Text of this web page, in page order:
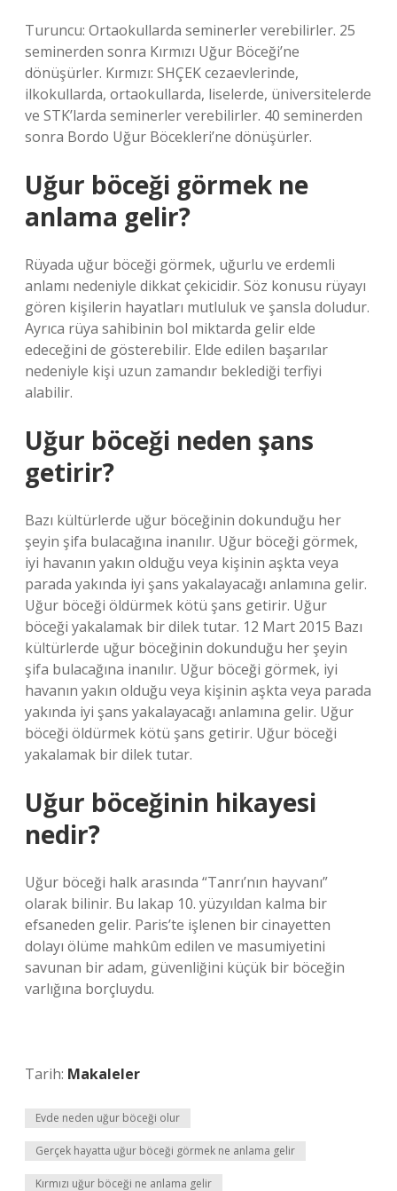
Turuncu: Ortaokullarda seminerler verebilirler. 25
seminerden sonra Kırmızı Uğur Böceği’ne
dönüşürler. Kırmızı: SHÇEK cezaevlerinde,
ilkokullarda, ortaokullarda, liselerde, üniversitelerde
ve STK’larda seminerler verebilirler. 40 seminerden
sonra Bordo Uğur Böcekleri’ne dönüşürler.
Uğur böceği görmek ne
anlama gelir?
Rüyada uğur böceği görmek, uğurlu ve erdemli
anlamı nedeniyle dikkat çekicidir. Söz konusu rüyayı
gören kişilerin hayatları mutluluk ve şansla doludur.
Ayrıca rüya sahibinin bol miktarda gelir elde
edeceğini de gösterebilir. Elde edilen başarılar
nedeniyle kişi uzun zamandır beklediği terfiyi
alabilir.
Uğur böceği neden şans
getirir?
Bazı kültürlerde uğur böceğinin dokunduğu her
şeyin şifa bulacağına inanılır. Uğur böceği görmek,
iyi havanın yakın olduğu veya kişinin aşkta veya
parada yakında iyi şans yakalayacağı anlamına gelir.
Uğur böceği öldürmek kötü şans getirir. Uğur
böceği yakalamak bir dilek tutar. 12 Mart 2015 Bazı
kültürlerde uğur böceğinin dokunduğu her şeyin
şifa bulacağına inanılır. Uğur böceği görmek, iyi
havanın yakın olduğu veya kişinin aşkta veya parada
yakında iyi şans yakalayacağı anlamına gelir. Uğur
böceği öldürmek kötü şans getirir. Uğur böceği
yakalamak bir dilek tutar.
Uğur böceğinin hikayesi
nedir?
Uğur böceği halk arasında “Tanrı’nın hayvanı”
olarak bilinir. Bu lakap 10. yüzyıldan kalma bir
efsaneden gelir. Paris’te işlenen bir cinayetten
dolayı ölüme mahkûm edilen ve masumiyetini
savunan bir adam, güvenliğini küçük bir böceğin
varlığına borçluydu.
Tarih: Makaleler
Evde neden uğur böceği olur
Gerçek hayatta uğur böceği görmek ne anlama gelir
Kırmızı uğur böceği ne anlama gelir